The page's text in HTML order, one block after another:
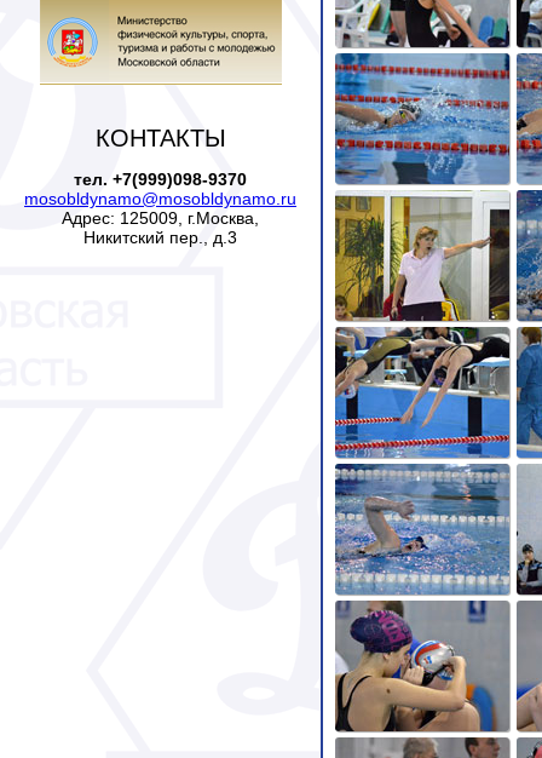
КОНТАКТЫ
тел. +7(999)098-9370
mosobldynamo@mosobldynamo.ru
Адрес: 125009, г.Москва,
Никитский пер., д.3